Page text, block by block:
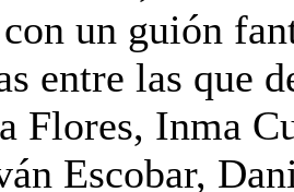
un guión
entre las que
Flores, Inma
Escobar,